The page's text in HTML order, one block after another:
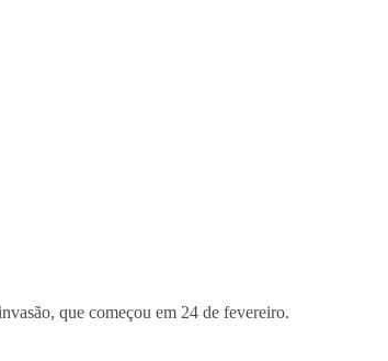
que começou em 24 de fevereiro.